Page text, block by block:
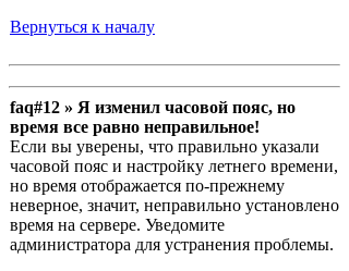
Вернуться к началу
faq#12 » Я изменил часовой пояс, но
время все равно неправильное!
Если вы уверены, что правильно указали
часовой пояс и настройку летнего времени,
но время отображается по-прежнему
неверное, значит, неправильно установлено
время на сервере. Уведомите
администратора для устранения проблемы.